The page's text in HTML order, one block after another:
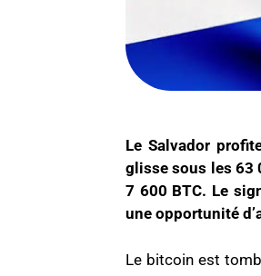
Le Salvador
glisse sous les 63
7 600 BTC. Le
une opportunité
Le bitcoin est